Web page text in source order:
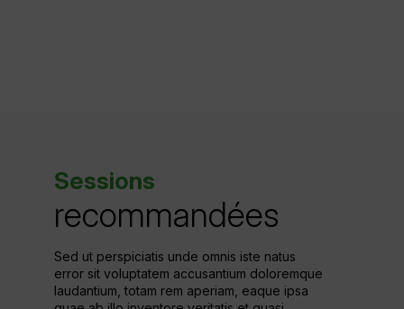
Sessions
recommandées
Sed ut perspiciatis unde omnis iste natus
error sit voluptatem accusantium doloremque
laudantium, totam rem aperiam, eaque ipsa